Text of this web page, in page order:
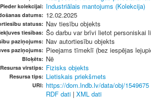
Pieder kolekcijai: Industriālais mantojums (Kolekcija)
datums: 12.02.2025
statuss: Nav tiesību objekts
tiesības: Šo darbu var brīvi lietot personiskai
paziņojums: Nav autortiesību objekts
paziņojums: Pieejams tīmeklī (bez iespējas
Bloķēts: Nē
Resursa virstips: Fizisks objekts
Resursa tips: Lietiskais priekšmets
URI: https://dom.lndb.lv/data/obj/1549675
RDF dati | XML dati